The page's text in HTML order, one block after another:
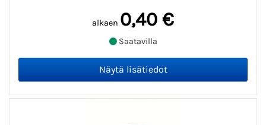
alkaen 0,40 €
Saatavilla